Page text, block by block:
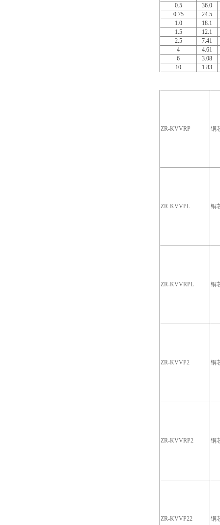
0.5
36.0
0.75
24.5
1.0
18.1
1.5
12.1
2.5
7.41
4
4.61
6
3.08
10
1.83
ZR-KVVRP 铜
ZR-KVVPL 铜
ZR-KVVRPL 铜
ZR-KVVP2 铜
ZR-KVVRP2 铜
ZR-KVVP22 铜